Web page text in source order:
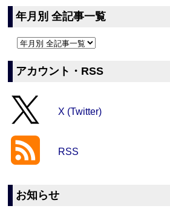
年月別 全記事一覧
アカウント・RSS
X (Twitter)
RSS
お知らせ